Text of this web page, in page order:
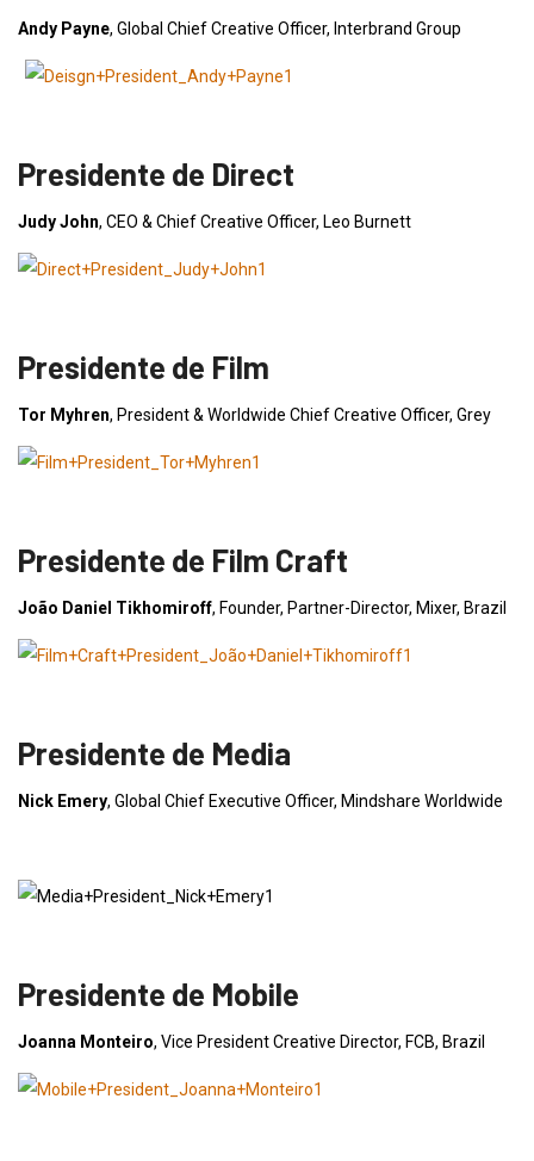
Andy Payne, Global Chief Creative Officer, Interbrand Group
Presidente de Direct
Judy John, CEO & Chief Creative Officer, Leo Burnett
Presidente de Film
Tor Myhren, President & Worldwide Chief Creative Officer, Grey
Presidente de Film Craft
João Daniel Tikhomiroff, Founder, Partner-Director, Mixer, Brazil
Presidente de Media
Nick Emery, Global Chief Executive Officer, Mindshare Worldwide
Presidente de Mobile
Joanna Monteiro, Vice President Creative Director, FCB, Brazil